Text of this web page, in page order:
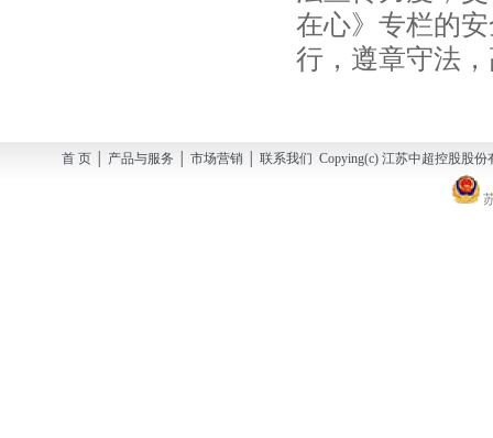
在心》专栏的
行，遵章守法
首 页 │ 产品与服务 │ 市场营销 │ 联系我们 Copying(c) 江苏中超控股股